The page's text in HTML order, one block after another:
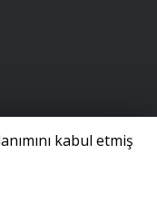
kabul etmiş